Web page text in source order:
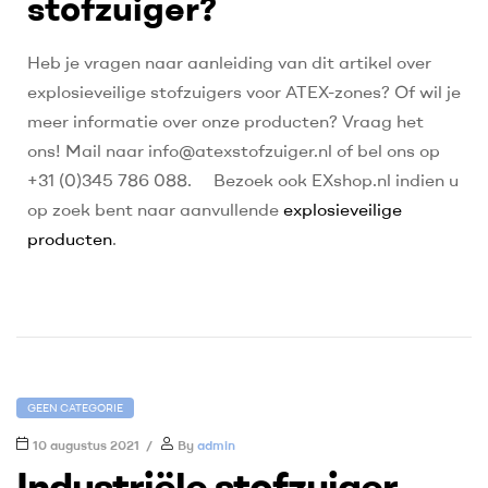
Heb je vragen naar aanleiding van dit artikel over
explosieveilige stofzuigers voor ATEX-zones? Of wil je
meer informatie over onze producten? Vraag het
ons! Mail naar info@atexstofzuiger.nl of bel ons op
+31 (0)345 786 088. Bezoek ook EXshop.nl indien u
op zoek bent naar aanvullende explosieveilige
producten.
GEEN CATEGORIE
10 augustus 2021 By admin